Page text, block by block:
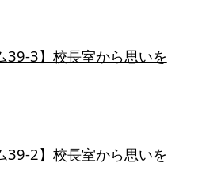
39-3】校長室から思いを
39-2】校長室から思いを